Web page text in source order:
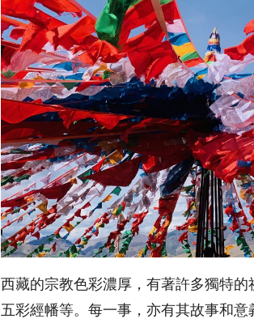
西藏的宗教色彩濃厚，有著許多獨特
五彩經幡等。每一事，亦有其故事和意